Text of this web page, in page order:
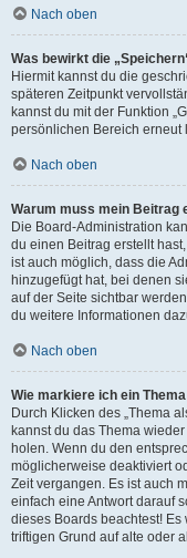
Nach oben
Was bewirkt die
Hiermit kannst du die
späteren Zeitpunkt
kannst du mit der Funktion
persönlichen Bereich erneut
Nach oben
Warum muss mein Beitrag
Die Board-Administration
du einen Beitrag erstellt
ist auch möglich, dass die
hinzugefügt hat, bei denen
auf der Seite sichtbar
du weitere Informationen
Nach oben
Wie markiere ich ein
Durch Klicken des „Thema
kannst du das Thema
holen. Wenn du den
möglicherweise deaktiviert
Zeit vergangen. Es ist auch
einfach eine Antwort darauf
dieses Boards beachtest!
triftigen Grund auf alte oder